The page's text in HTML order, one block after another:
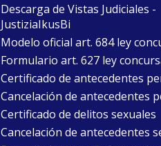
Descarga de Vistas Judiciales -
JustiziaIkusBi
Modelo oficial art. 684 ley
Formulario art. 627 ley
Certificado de antecedentes
Cancelación de antecedentes
Certificado de delitos sexuales
Cancelación de antecedentes